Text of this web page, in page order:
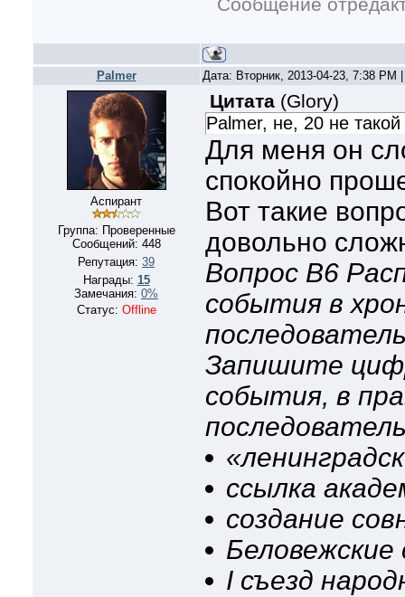
Palmer Дата: Вторник, 2013-04-23, 7:38
Аспирант
Группа: Проверенные
Сообщений: 448
Репутация: 39
Награды: 15
Замечания: 0%
Статус: Offline
Цитата(Glory)
Palmer, не, 20 не
Для меня он
спокойно
Вот такие
довольно
Вопрос B6
события в
Запишите
события, в
ссылка
создание
I съезд